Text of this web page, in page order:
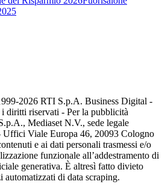
2026 RTI S.p.A. Business Digital -
diritti riservati - Per la pubblicità
Mediaset N.V., sede legale
Uffici Viale Europa 46, 20093 Cologno
e ai dati personali trasmessi e/o
funzionale all’addestramento di
generativa. È altresì fatto divieto
automatizzati di data scraping.